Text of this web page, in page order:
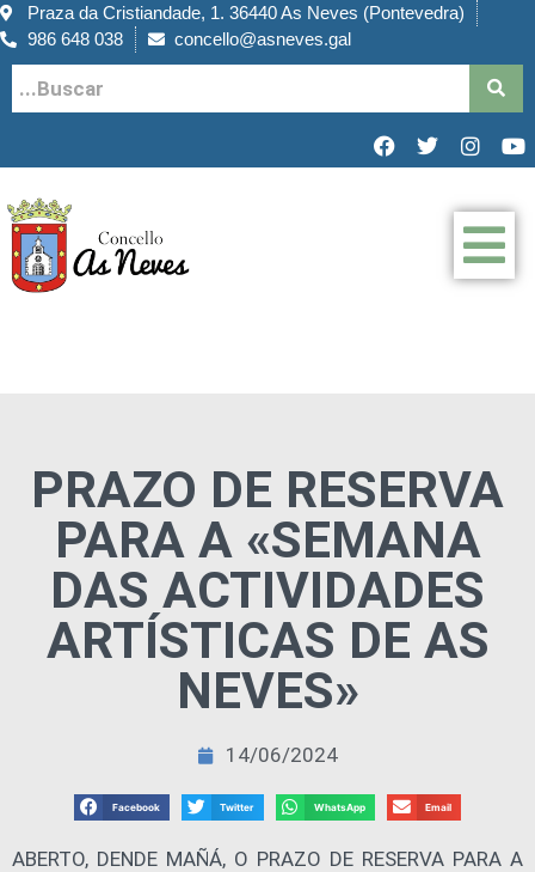
Praza da Cristiandade, 1. 36440 As Neves (Pontevedra)
986 648 038
concello@asneves.gal
PRAZO DE RESERVA
PARA A «SEMANA
DAS ACTIVIDADES
ARTÍSTICAS DE AS
NEVES»
14/06/2024
Facebook Twitter WhatsApp Email
ABERTO, DENDE MAÑÁ, O PRAZO DE RESERVA PARA A